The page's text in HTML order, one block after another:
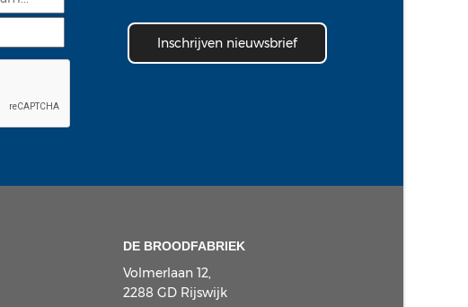
DE BROODFABRIEK
Volmerlaan 12,
2288 GD Rijswijk